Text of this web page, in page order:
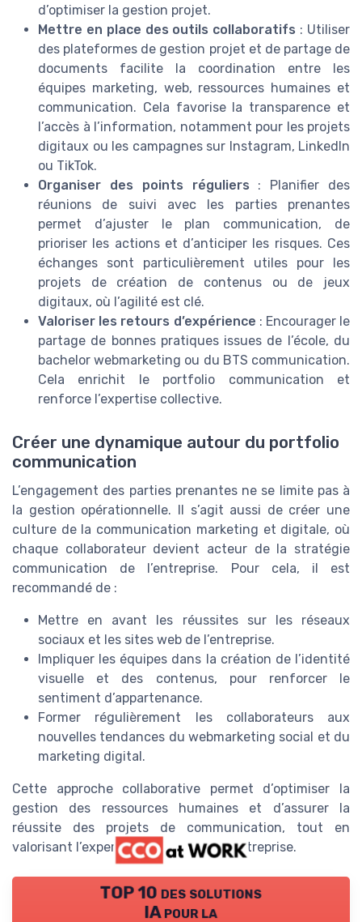
d’optimiser la gestion projet.
Mettre en place des outils collaboratifs : Utiliser
des plateformes de gestion projet et de partage de
documents facilite la coordination entre les
équipes marketing, web, ressources humaines et
communication. Cela favorise la transparence et
l’accès à l’information, notamment pour les projets
digitaux ou les campagnes sur Instagram, LinkedIn
ou TikTok.
Organiser des points réguliers : Planifier des
réunions de suivi avec les parties prenantes
permet d’ajuster le plan communication, de
prioriser les actions et d’anticiper les risques. Ces
échanges sont particulièrement utiles pour les
projets de création de contenus ou de jeux
digitaux, où l’agilité est clé.
Valoriser les retours d’expérience : Encourager le
partage de bonnes pratiques issues de l’école, du
bachelor webmarketing ou du BTS communication.
Cela enrichit le portfolio communication et
renforce l’expertise collective.
Créer une dynamique autour du portfolio
communication
L’engagement des parties prenantes ne se limite pas à
la gestion opérationnelle. Il s’agit aussi de créer une
culture de la communication marketing et digitale, où
chaque collaborateur devient acteur de la stratégie
communication de l’entreprise. Pour cela, il est
recommandé de :
Mettre en avant les réussites sur les réseaux
sociaux et les sites web de l’entreprise.
Impliquer les équipes dans la création de l’identité
visuelle et des contenus, pour renforcer le
sentiment d’appartenance.
Former régulièrement les collaborateurs aux
nouvelles tendances du webmarketing social et du
marketing digital.
Cette approche collaborative permet d’optimiser la
gestion des ressources humaines et d’assurer la
réussite des projets de communication, tout en
valorisant l’expertise marketing de l’entreprise.
TOP 10 des solutions
IA pour la